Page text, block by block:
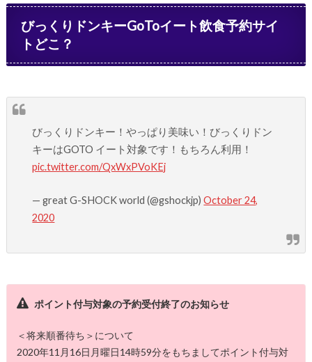
びっくりドンキーGoToイート飲食予約サイ
トどこ？
びっくりドンキー！やっぱり美味い！びっくりドン
キーはGOTO イート対象です！もちろん利用！
pic.twitter.com/QxWxPVoKEj
— great G-SHOCK world (@gshockjp)October 24,
2020
ポイント付与対象の予約受付終了のお知らせ
＜将来順番待ち＞について
2020年11月16日月曜日14時59分をもちましてポイント付与対